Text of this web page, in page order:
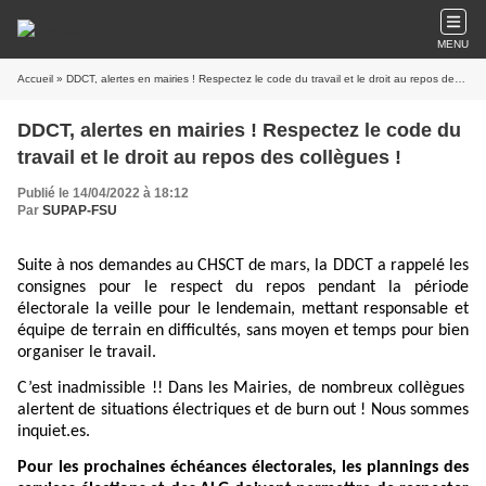
MENU
Accueil » DDCT, alertes en mairies ! Respectez le code du travail et le droit au repos des collègues !
DDCT, alertes en mairies ! Respectez le code du
travail et le droit au repos des collègues !
Publié le 14/04/2022 à 18:12
Par SUPAP-FSU
Suite à nos demandes au CHSCT de mars, la DDCT a rappelé les
consignes pour le respect du repos pendant la période
électorale la veille pour le lendemain, mettant responsable et
équipe de terrain en difficultés, sans moyen et temps pour bien
organiser le travail.
C’est inadmissible !! Dans les Mairies, de nombreux collègues
alertent de situations électriques et de burn out ! Nous sommes
inquiet.es.
Pour les prochaines échéances électorales, les plannings des